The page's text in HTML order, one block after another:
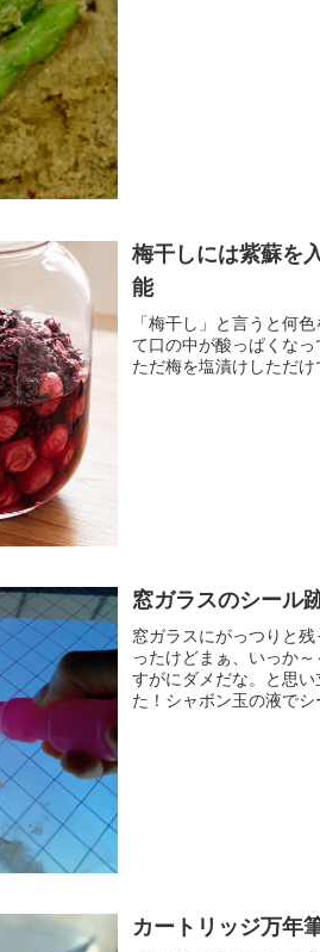
梅干しには紫蘇を
能
「梅干し」と言うと何
て口の中が酸っぱくな
ただ梅を塩漬けしただ
窓ガラスのシール
窓ガラスにがっつりと
ったけどまぁ、いっか
すがにダメだな。と思
た！シャボン玉の液でシ
カートリッジ万年